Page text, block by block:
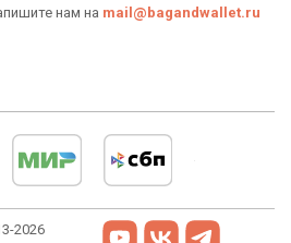
нам на mail@bagandwallet.ru
2026